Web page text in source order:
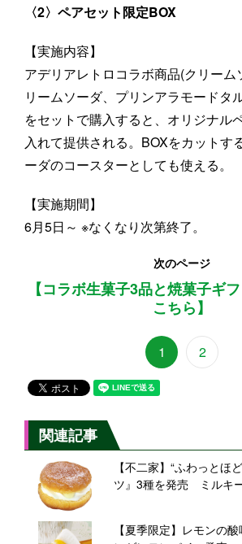
〈2〉ペアセット限定BOX
【実施内容】
アデリアレトロコラボ商品(クリーム
リームソーダ、プリンアラモードタ
をセットで購入すると、オリジナル
入れて提供される。BOXをカットす
ーダのコースターとしても使える。
【実施期間】
6月5日～ ※なくなり次第終了。
次のページ
【コラボ生菓子3品と焼菓子ギ
こちら】
1 2
関連記事
【不二家】“ふわっとほ
ツ』3種を発売 ミルキ
【夏季限定】レモンの